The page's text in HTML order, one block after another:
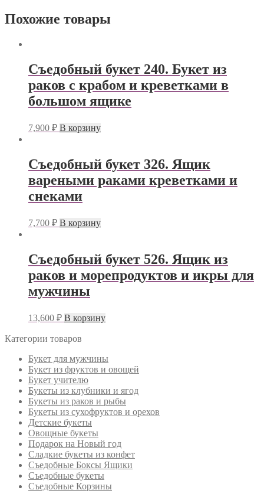
Похожие товары
Съедобный букет 240. Букет из
раков с крабом и креветками в
большом ящике
7,900 ₽ В корзину
Съедобный букет 326. Ящик
вареными раками креветками и
снеками
7,700 ₽ В корзину
Съедобный букет 526. Ящик из
раков и морепродуктов и икры для
мужчины
13,600 ₽ В корзину
Категории товаров
Букет для мужчины
Букет из фруктов и овощей
Букет учителю
Букеты из клубники и ягод
Букеты из раков и рыбы
Букеты из сухофруктов и орехов
Детские букеты
Овощные букеты
Подарок на Новый год
Сладкие букеты из конфет
Съедобные Боксы Ящики
Съедобные букеты
Съедобные Корзины